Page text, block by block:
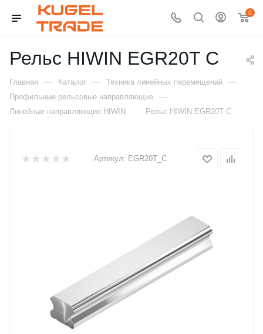
0
Рельс HIWIN EGR20T C
Главная — Каталог — Техника линейных перемещений —
Профильные рельсовые направляющие —
Линейные направляющие HIWIN — Рельс HIWIN EGR20T C
Артикул: EGR20T_C